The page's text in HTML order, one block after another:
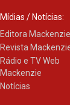
Mídias / Notícias:
Editora Mackenzie
Revista
Rádio e TV Web
Mackenzie
Notícias